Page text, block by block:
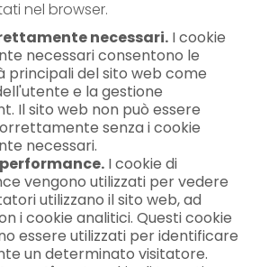
nel browser.
necessari. I cookie
necessari consentono le
principali del sito web come
e la gestione
Il sito web non può essere
senza i cookie
necessari.
I cookie di
vengono utilizzati per vedere
utilizzano il sito web, ad
i cookie analitici. Questi cookie
essere utilizzati per identificare
un determinato visitatore.